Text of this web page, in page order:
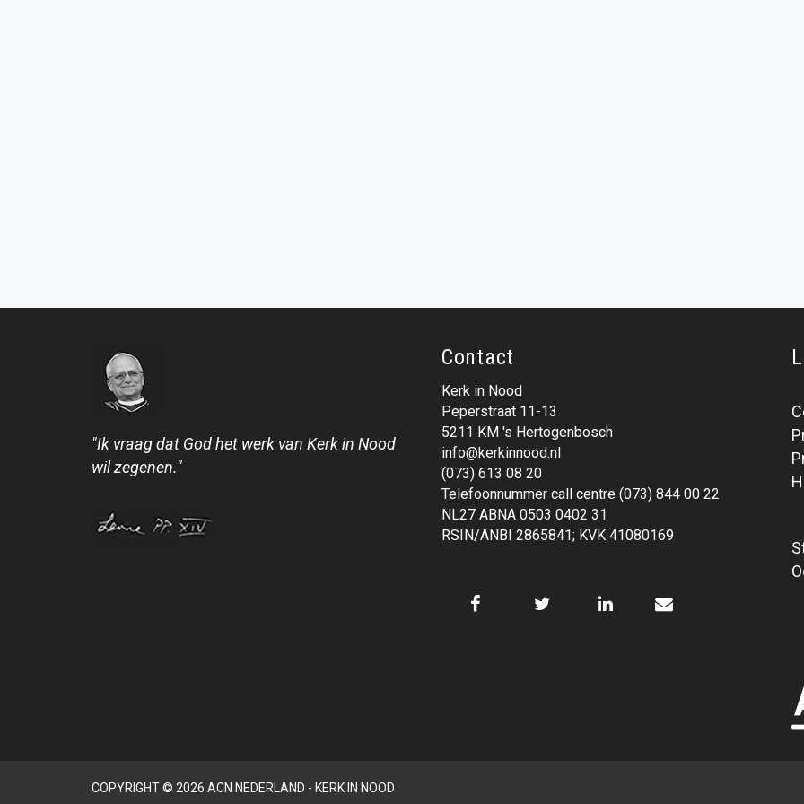
"Ik vraag dat God het werk van Kerk in Nood
wil zegenen."
Contact
Kerk in Nood
Peperstraat 11-13
5211 KM 's Hertogenbosch
info@kerkinnood.nl
(073) 613 08 20
Telefoonnummer call centre (073) 844 00 22
NL27 ABNA 0503 0402 31
RSIN/ANBI 2865841; KVK 41080169
COPYRIGHT © 2026 ACN NEDERLAND - KERK IN NOOD